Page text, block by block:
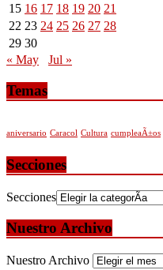
15 16 17 18 19 20 21
22 23 24 25 26 27 28
29 30
« May
Jul »
Temas
aniversario Caracol Cultura cumpleaÃ±os
Secciones
Secciones
Nuestro Archivo
Nuestro Archivo